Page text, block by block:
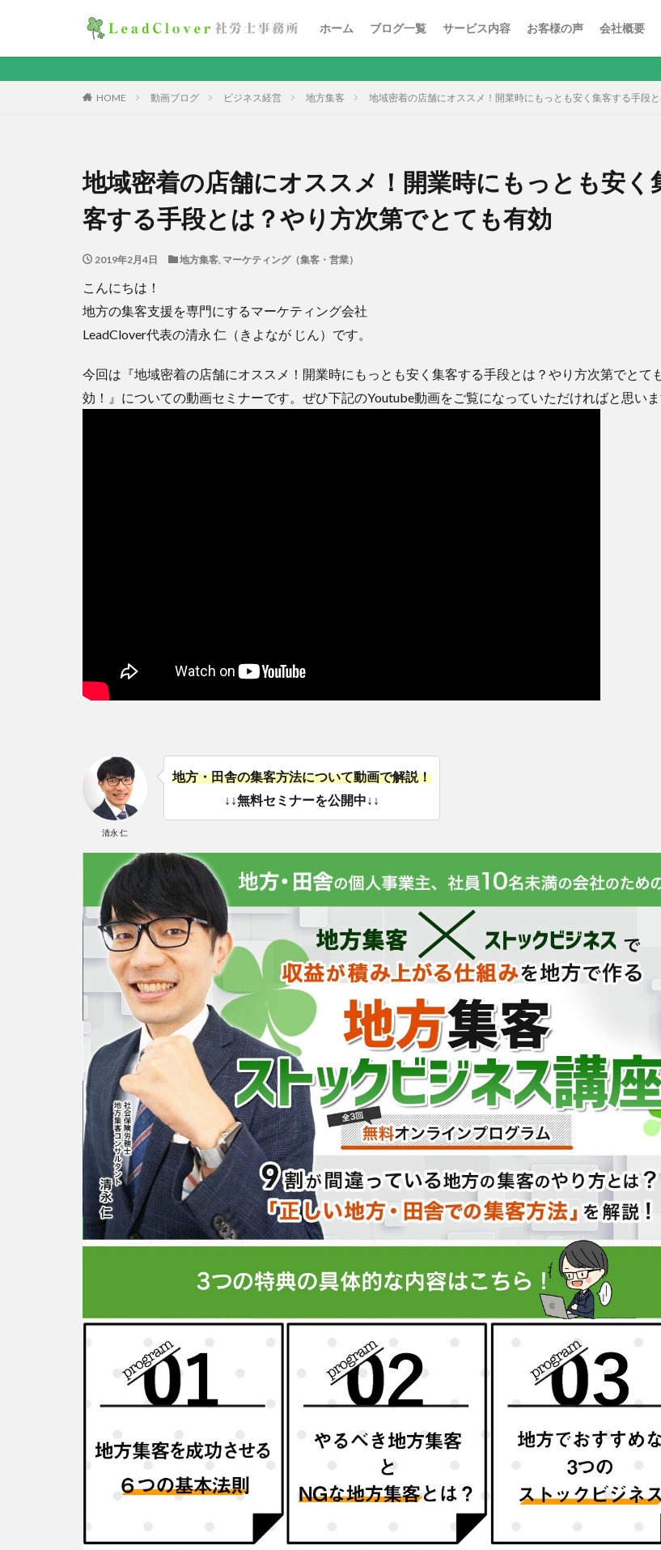
ホーム ブログ一覧 サービス内容 お客様の声 会社概要
HOME 動画ブログ ビジネス経営 地方集客 地域密着の店舗にオススメ！開業時にもっとも安く集客する手段
地域密着の店舗にオススメ！開業時にもっとも安く
客する手段とは？やり方次第でとても有効
2019年2月4日 地方集客, マーケティング（集客・営業）
こんにちは！
地方の集客支援を専門にするマーケティング会社
LeadClover代表の清永 仁（きよなが じん）です。
今回は『地域密着の店舗にオススメ！開業時にもっとも安く集客する手段とは？やり方次第でとて
効！』についての動画セミナーです。ぜひ下記のYoutube動画をご覧になっていただければと思いま
清永 仁
地方・田舎の集客方法について動画で解説！
↓↓無料セミナーを公開中↓↓